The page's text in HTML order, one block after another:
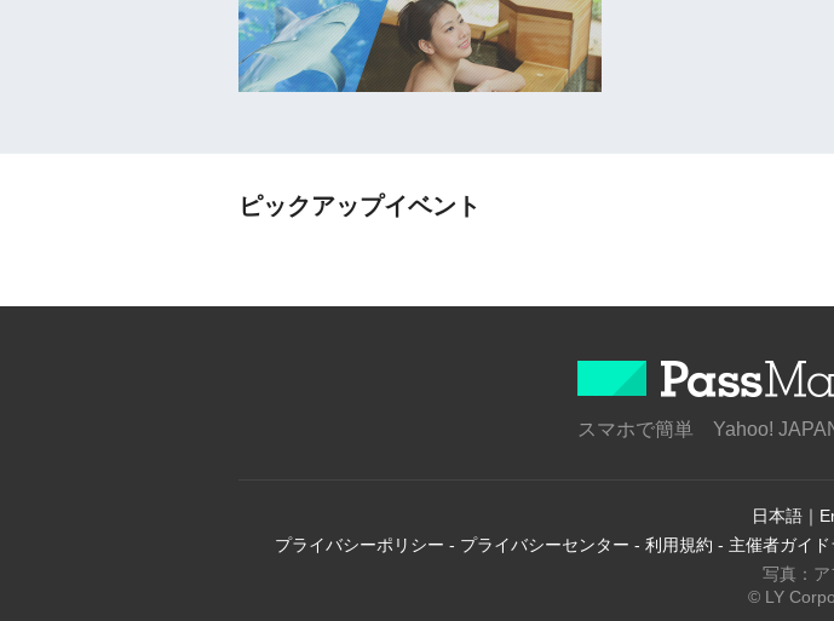
ピックアップイベント
スマホで簡単 Yahoo!
日本語 ｜
プライバシーポリシー - プライバシーセンター - 利用規約 - 主催者ガイド
写真：ア
© LY